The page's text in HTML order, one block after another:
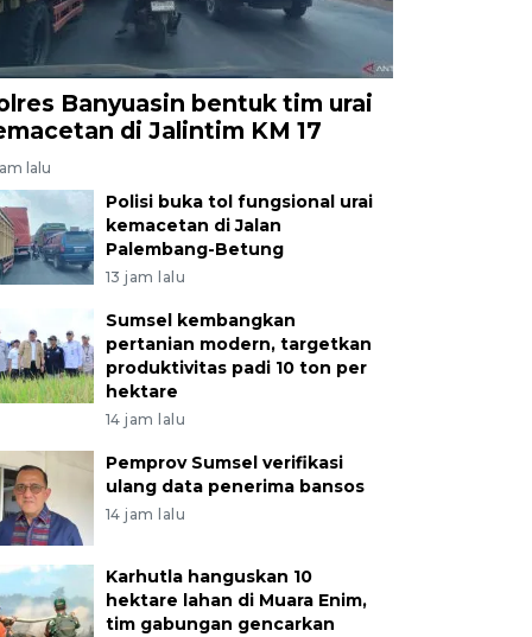
Banyuasin bentuk tim urai
di Jalintim KM 17
lalu
Polisi buka tol fungsional urai
kemacetan di Jalan
Palembang-Betung
13 jam lalu
Sumsel kembangkan
pertanian modern, targetkan
produktivitas padi 10 ton per
hektare
14 jam lalu
Pemprov Sumsel verifikasi
ulang data penerima bansos
14 jam lalu
Karhutla hanguskan 10
hektare lahan di Muara Enim,
tim gabungan gencarkan